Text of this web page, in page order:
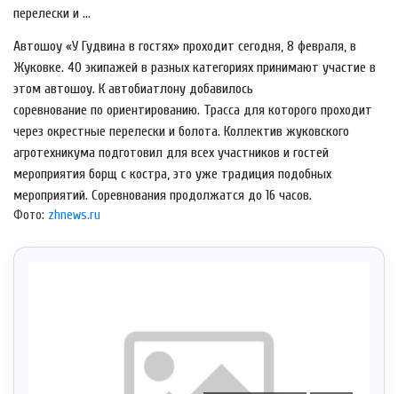
перелески и ...
Автошоу «У Гудвина в гостях» проходит сегодня, 8 февраля, в
Жуковке. 40 экипажей в разных категориях принимают участие в
этом автошоу. К автобиатлону добавилось
соревнование по ориентированию. Трасса для которого проходит
через окрестные перелески и болота. Коллектив жуковского
агротехникума подготовил для всех участников и гостей
мероприятия борщ с костра, это уже традиция подобных
мероприятий. Соревнования продолжатся до 16 часов.
Фото: zhnews.ru